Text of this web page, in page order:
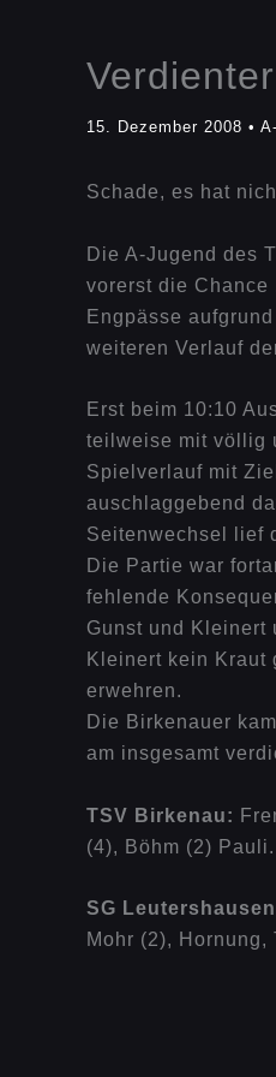
15. Dezember 2008 •
Schade, es hat
Die A-Jugend des
vorerst die Chance
Engpässe
weiteren Verlauf
Erst beim 10:10
teilweise mit völlig
Spielverlauf mit
auschlaggebend
Seitenwechsel lief
Die Partie war
fehlende
Gunst und Kleinert
Kleinert kein Kraut
erwehren.
Die Birkenauer
am insgesamt
TSV Birkenau:
(4), Böhm (2) Pauli.
SG
Mohr (2), Hornung,